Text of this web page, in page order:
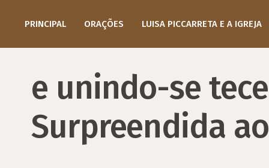
PRINCIPAL ORAÇÕES LUISA PICCARRETA E A IGREJA
e unindo-se
Surpreendida